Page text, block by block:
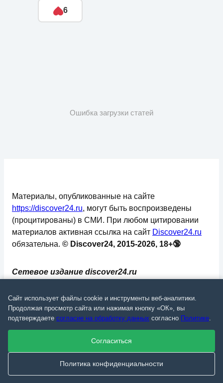
6
Ошибка загрузки статей
✅ 📄 💬 🔐 📝 ⚙️
Сетевое издание discover24.ru
надзору в сфере связи, информационных
технологий и массовых коммуникаций
(Роскомнадзор). Регистрационный номер: ЭЛ №
ФС 77 - 73793.
Материалы, опубликованные на сайте
https://discover24.ru, могут быть воспроизведены
(процитированы) в СМИ. При любом цитировании
материалов активная ссылка на сайт Discover24.ru
обязательна. © Discover24, 2015-2026, 18+🔞
Сайт использует файлы cookie и инструменты веб-аналитики.
Продолжая просмотр сайта или нажимая кнопку «ОК», вы
подтверждаете согласие на обработку данных согласно Политике.
Согласиться
Политика конфиденциальности